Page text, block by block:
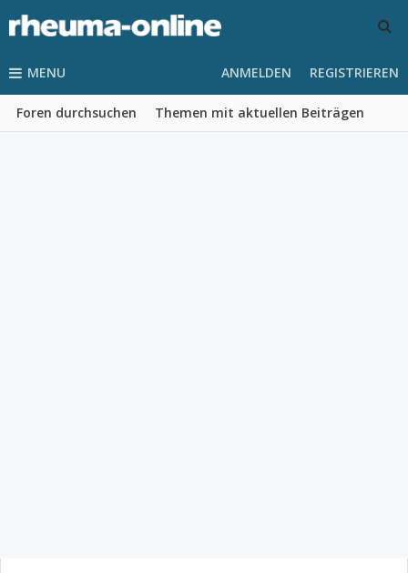
MENU
Foren durchsuchen Themen mit aktuellen Beiträgen
ANMELDEN REGISTRIEREN